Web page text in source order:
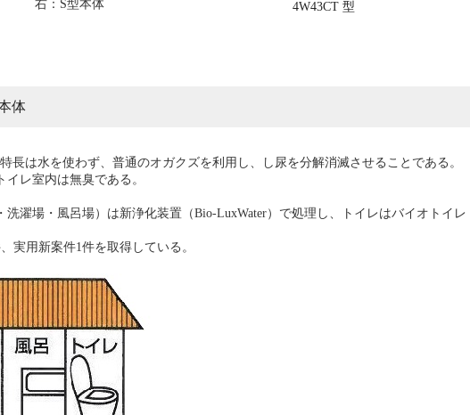
：S型本体
4W43CT 型
体
長は水を使わず、普通のオガクズを利用し、し尿を分解消滅させることである。
レ室内は無臭である。
洗濯場・風呂場）は新浄化装置（Bio-LuxWater）で処理し、トイレはバイオトイ
実用新案件1件を取得している。